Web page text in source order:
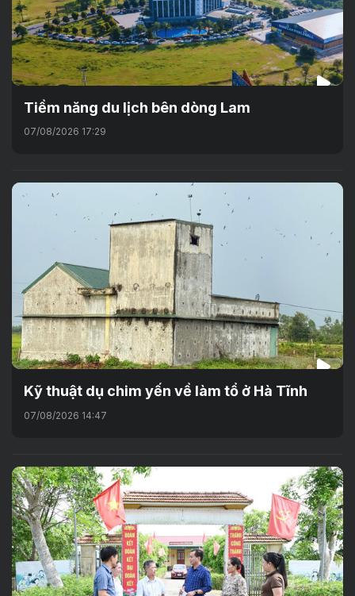
Tiềm năng du lịch bên dòng Lam
07/08/2026 17:29
Kỹ thuật dụ chim yến về làm tổ ở Hà Tĩnh
07/08/2026 14:47